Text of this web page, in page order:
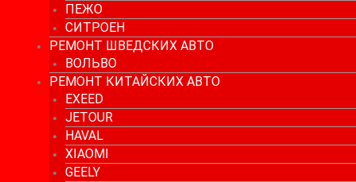
ПЕЖО
СИТРОЕН
РЕМОНТ ШВЕДСКИХ АВТО
ВОЛЬВО
РЕМОНТ КИТАЙСКИХ АВТО
EXEED
JETOUR
HAVAL
XIAOMI
GEELY